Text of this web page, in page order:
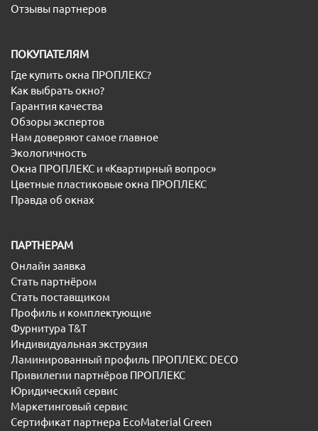
Отзывы партнеров
ПОКУПАТЕЛЯМ
Где купить окна ПРОПЛЕКС?
Как выбрать окно?
Гарантия качества
Обзоры экспертов
Нам доверяют самое главное
Экологичность
Окна ПРОПЛЕКС и «Квартирный вопрос»
Цветные пластиковые окна ПРОПЛЕКС
Правда об окнах
ПАРТНЕРАМ
Онлайн заявка
Стать партнёром
Стать поставщиком
Профиль и комплектующие
Фурнитура T&T
Индивидуальная экструзия
Ламинированный профиль ПРОПЛЕКС DECO
Привилегии партнёров ПРОПЛЕКС
Юридический сервис
Маркетинговый сервис
Сертификат партнера EcoMaterial Green